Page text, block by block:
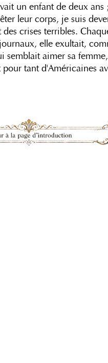
un enfant de deux
leur corps, je suis
crises terribles.
elle exultait,
aimer sa
tant d'Américaines